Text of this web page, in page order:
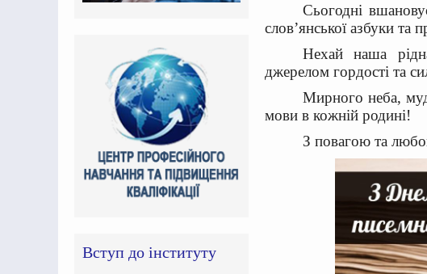
Сьогодні
слов’янської азбуки та
Нехай наша
джерелом гордості та
Мирного неба,
мови в кожній родині!
З повагою та
Вступ до інституту